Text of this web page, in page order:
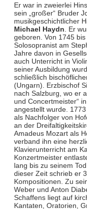
Er war in zweierlei
sein „großer“ Bruder
musikgeschichtlicher
Michael Haydn . Er
geboren. Von 1745
Solosopranist am
Jahre davon in
auch Unterricht in
seiner Ausbildung
schließlich
(Ungarn). Erzbischof
nach Salzburg, wo er
und Concertmeister“
angestellt wurde.
als Nachfolger von
an der
Amadeus Mozart als
verband ihn eine
Klavierunterricht am
Konzertmeister
lang bis zu seinem
dieser Zeit schrieb er
Kompositionen. Zu
Weber und Anton
Schaffens liegt auf
Kantaten, Oratorien,